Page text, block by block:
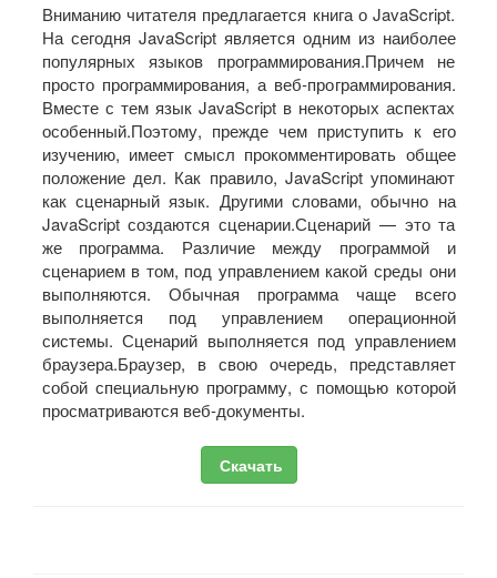
Вниманию читателя предлагается книга о JavaScript.
На сегодня JavaScript является одним из наиболее
популярных языков программирования.Причем не
просто программирования, а веб-программирования.
Вместе с тем язык JavaScript в некоторых аспектах
особенный.Поэтому, прежде чем приступить к его
изучению, имеет смысл прокомментировать общее
положение дел. Как правило, JavaScript упоминают
как сценарный язык. Другими словами, обычно на
JavaScript создаются сценарии.Сценарий — это та
же программа. Различие между программой и
сценарием в том, под управлением какой среды они
выполняются. Обычная программа чаще всего
выполняется под управлением операционной
системы. Сценарий выполняется под управлением
браузера.Браузер, в свою очередь, представляет
собой специальную программу, с помощью которой
просматриваются веб-документы.
Скачать